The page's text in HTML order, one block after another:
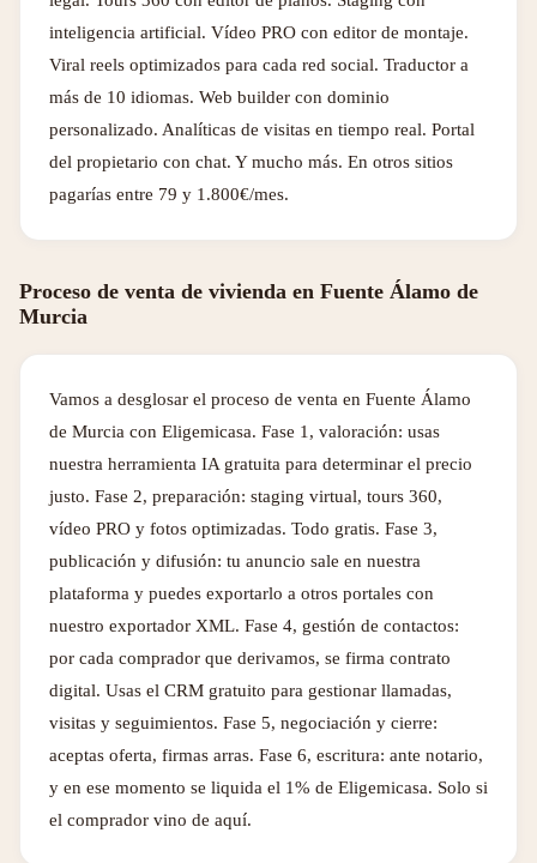
inteligencia artificial. Vídeo PRO con editor de montaje.
Viral reels optimizados para cada red social. Traductor a
más de 10 idiomas. Web builder con dominio
personalizado. Analíticas de visitas en tiempo real. Portal
del propietario con chat. Y mucho más. En otros sitios
pagarías entre 79 y 1.800€/mes.
Proceso de venta de vivienda en Fuente Álamo de
Murcia
Vamos a desglosar el proceso de venta en Fuente Álamo
de Murcia con Eligemicasa. Fase 1, valoración: usas
nuestra herramienta IA gratuita para determinar el precio
justo. Fase 2, preparación: staging virtual, tours 360,
vídeo PRO y fotos optimizadas. Todo gratis. Fase 3,
publicación y difusión: tu anuncio sale en nuestra
plataforma y puedes exportarlo a otros portales con
nuestro exportador XML. Fase 4, gestión de contactos:
por cada comprador que derivamos, se firma contrato
digital. Usas el CRM gratuito para gestionar llamadas,
visitas y seguimientos. Fase 5, negociación y cierre:
aceptas oferta, firmas arras. Fase 6, escritura: ante notario,
y en ese momento se liquida el 1% de Eligemicasa. Solo si
el comprador vino de aquí.